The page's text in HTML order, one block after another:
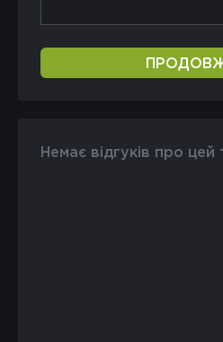
Немає відгуків про цей